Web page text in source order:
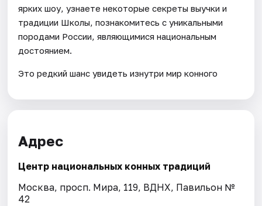
ярких шоу, узнаете некоторые секреты выучки и
традиции Школы, познакомитесь с уникальными
породами России, являющимися национальным
достоянием.
Это редкий шанс увидеть изнутри мир конного
Адрес
Центр национальных конных традиций
Москва, просп. Мира, 119, ВДНХ, Павильон №
42